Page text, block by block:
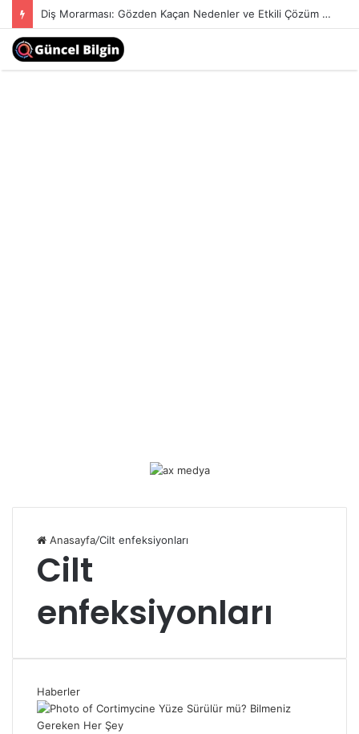
Diş Morarması: Gözden Kaçan Nedenler ve Etkili Çözüm Yöntemleri
Anasayfa/Cilt enfeksiyonları
Cilt
enfeksiyonları
Haberler